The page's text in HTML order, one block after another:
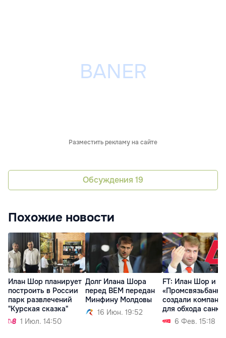
Разместить рекламу на сайте
Обсуждения 19
Похожие новости
Илан Шор планирует
построить в России
парк развлечений
"Курская сказка"
1 Июл. 14:50
Долг Илана Шора
перед BEM передан
Минфину Молдовы
16 Июн. 19:52
FT: Илан Шор и
«Промсвязьбанк»
создали
для обхода
6 Фев. 15:18